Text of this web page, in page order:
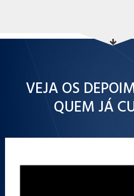
VEJA OS
QUEM JÁ